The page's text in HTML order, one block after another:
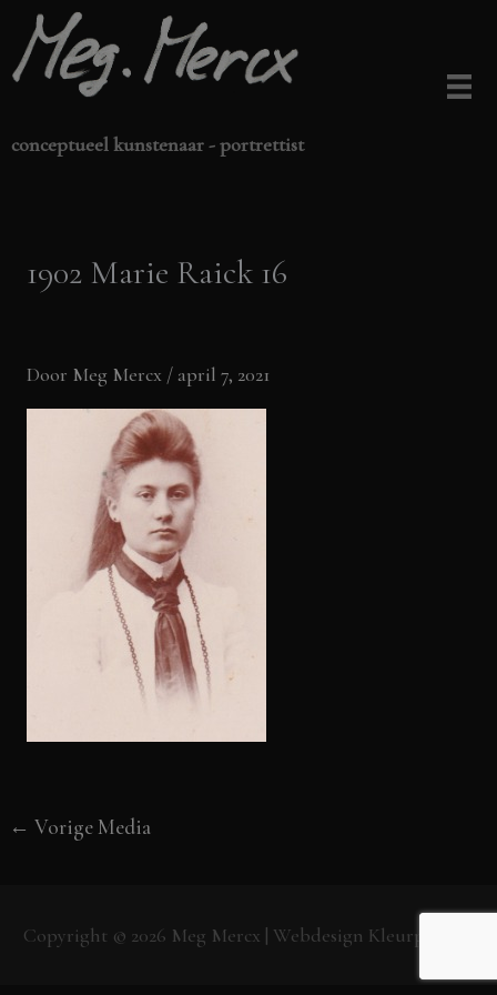
naar
de
conceptueel kunstenaar - portrettist
1902 Marie Raick 16
Door Meg Mercx / april 7, 2021
← Vorige Media
Copyright © 2026 Meg Mercx | Webdesign Kleurpunt.nl